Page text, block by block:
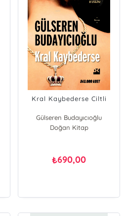
Kral Kaybederse Ciltli
Gülseren Budayıcıoğlu
Doğan Kitap
₺690,00